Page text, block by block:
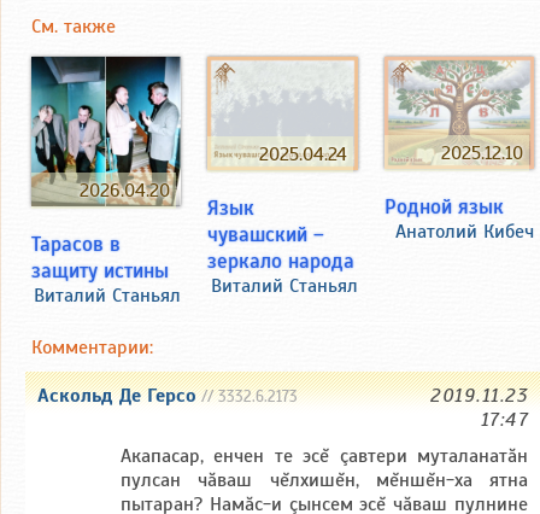
См. также
2026.04.20
Тарасов в
защиту истины
Виталий Станьял
2025.04.24
Язык
чувашский –
зеркало народа
Виталий Станьял
2025.12.10
Родной язык
Анатолий Кибеч
Комментарии:
Аскольд Де Герсо// 3332.6.2173
2019.11.23
17:47
Акапасар, енчен те эсĕ çавтери муталанатăн
пулсан чăваш чĕлхишĕн, мĕншĕн-ха ятна
пытаран? Намăс-и çынсем эсĕ чăваш пулнине